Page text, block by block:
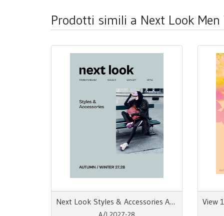
Prodotti simili a Next Look
Next Look Styles & Accessories AW 27/28 Trend Forecast